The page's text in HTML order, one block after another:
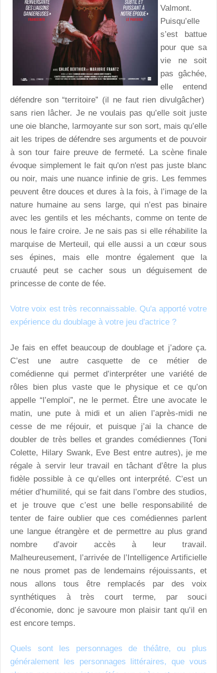
Valmont.
Puisqu’elle
s’est battue
pour que sa
vie ne soit
pas gâchée,
elle entend
défendre son “territoire” (il ne faut rien divulgâcher)
sans rien lâcher. Je ne voulais pas qu’elle soit juste
une oie blanche, larmoyante sur son sort, mais qu’elle
ait les tripes de défendre ses arguments et de pouvoir
à son tour faire preuve de fermeté. La scène finale
évoque simplement le fait qu'on n'est pas juste blanc
ou noir, mais une nuance infinie de gris. Les femmes
peuvent être douces et dures à la fois, à l’image de la
nature humaine au sens large, qui n’est pas binaire
avec les gentils et les méchants, comme on tente de
nous le faire croire. Je ne sais pas si elle réhabilite la
marquise de Merteuil, qui elle aussi a un cœur sous
ses épines, mais elle montre également que la
cruauté peut se cacher sous un déguisement de
princesse de conte de fée.
Votre voix est très reconnaissable. Qu'a apporté votre
expérience du doublage à votre jeu d'actrice ?
Je fais en effet beaucoup de doublage et j’adore ça.
C’est une autre casquette de ce métier de
comédienne qui permet d’interpréter une variété de
rôles bien plus vaste que le physique et ce qu’on
appelle “l’emploi”, ne le permet. Être une avocate le
matin, une pute à midi et un alien l’après-midi ne
cesse de me réjouir, et puisque j’ai la chance de
doubler de très belles et grandes comédiennes (Toni
Colette, Hilary Swank, Eve Best entre autres), je me
régale à servir leur travail en tâchant d’être la plus
fidèle possible à ce qu’elles ont interprété. C’est un
métier d’humilité, qui se fait dans l’ombre des studios,
et je trouve que c’est une belle responsabilité de
tenter de faire oublier que ces comédiennes parlent
une langue étrangère et de permettre au plus grand
nombre d’avoir accès à leur travail.
Malheureusement, l’arrivée de l’Intelligence Artificielle
ne nous promet pas de lendemains réjouissants, et
nous allons tous être remplacés par des voix
synthétiques à très court terme, par souci
d’économie, donc je savoure mon plaisir tant qu’il en
est encore temps.
Quels sont les personnages de théâtre, ou plus
généralement les personnages littéraires, que vous